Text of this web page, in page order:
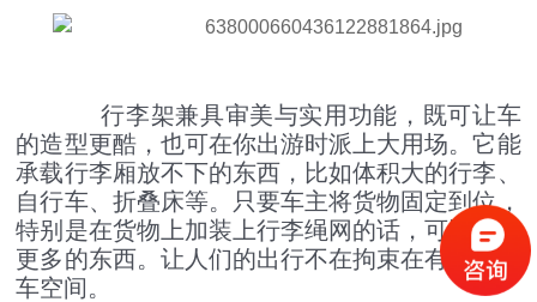
四辊卷板机生产厂家 20年新四轴卷圆机报价
行李架兼具审美与实用功能，既可让车
的造型更酷，也可在你出游时派上大用场。它能
承载行李厢放不下的东西，比如体积大的行李、
自行车、折叠床等。只要车主将货物固定到位，
特别是在货物上加装上行李绳网的话，可以携带
更多的东西。让人们的出行不在拘束在有限的汽
车空间。